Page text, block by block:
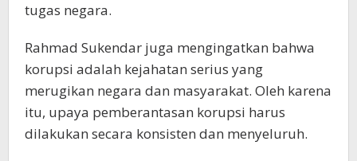
tugas negara.
Rahmad Sukendar juga mengingatkan bahwa
korupsi adalah kejahatan serius yang
merugikan negara dan masyarakat. Oleh karena
itu, upaya pemberantasan korupsi harus
dilakukan secara konsisten dan menyeluruh.